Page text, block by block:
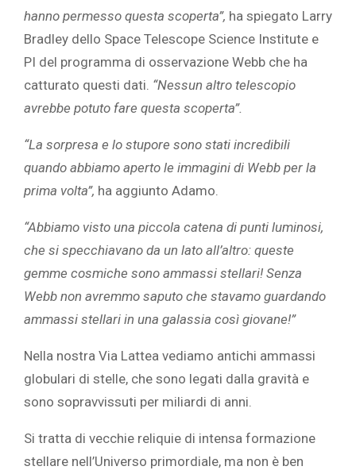
hanno permesso questa scoperta”, ha spiegato Larry
Bradley dello Space Telescope Science Institute e
PI del programma di osservazione Webb che ha
catturato questi dati. “Nessun altro telescopio
avrebbe potuto fare questa scoperta”.
“La sorpresa e lo stupore sono stati incredibili
quando abbiamo aperto le immagini di Webb per la
prima volta”, ha aggiunto Adamo.
“Abbiamo visto una piccola catena di punti luminosi,
che si specchiavano da un lato all’altro: queste
gemme cosmiche sono ammassi stellari! Senza
Webb non avremmo saputo che stavamo guardando
ammassi stellari in una galassia così giovane!”
Nella nostra Via Lattea vediamo antichi ammassi
globulari di stelle, che sono legati dalla gravità e
sono sopravvissuti per miliardi di anni.
Si tratta di vecchie reliquie di intensa formazione
stellare nell’Universo primordiale, ma non è ben